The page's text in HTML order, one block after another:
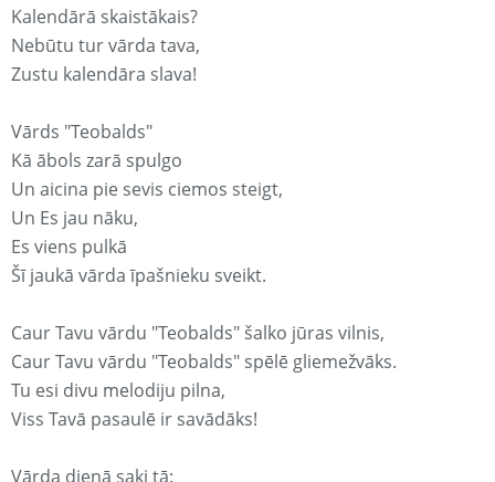
Kalendārā skaistākais?
Nebūtu tur vārda tava,
Zustu kalendāra slava!
Vārds "Teobalds"
Kā ābols zarā spulgo
Un aicina pie sevis ciemos steigt,
Un Es jau nāku,
Es viens pulkā
Šī jaukā vārda īpašnieku sveikt.
Caur Tavu vārdu "Teobalds" šalko jūras vilnis,
Caur Tavu vārdu "Teobalds" spēlē gliemežvāks.
Tu esi divu melodiju pilna,
Viss Tavā pasaulē ir savādāks!
Vārda dienā saki tā: